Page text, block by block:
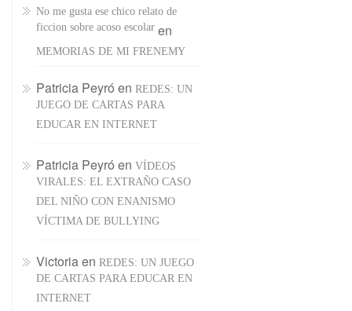
No me gusta ese chico relato de
ficcion sobre acoso escolaren
MEMORIAS DE MI FRENEMY
Patricia Peyró en REDES: UN
JUEGO DE CARTAS PARA
EDUCAR EN INTERNET
Patricia Peyró en VÍDEOS
VIRALES: EL EXTRAÑO CASO
DEL NIÑO CON ENANISMO
VÍCTIMA DE BULLYING
Victoriaen REDES: UN JUEGO
DE CARTAS PARA EDUCAR EN
INTERNET